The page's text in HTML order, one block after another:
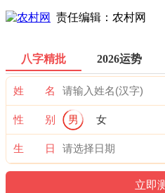
责任编辑：农村网
八字精批 2026运势
姓 名
性 别 男 女
生 日